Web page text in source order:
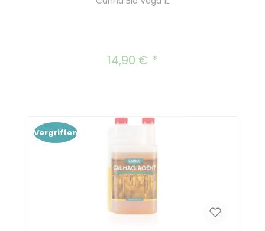
Regulärer Preis:
14,90 €
Vergriffen